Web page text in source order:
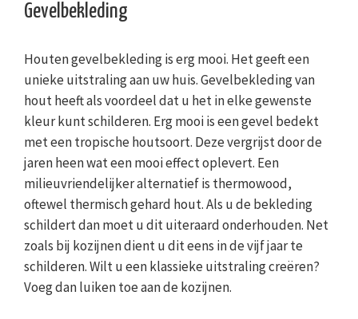
Gevelbekleding
Houten gevelbekleding is erg mooi. Het geeft een
unieke uitstraling aan uw huis. Gevelbekleding van
hout heeft als voordeel dat u het in elke gewenste
kleur kunt schilderen. Erg mooi is een gevel bedekt
met een tropische houtsoort. Deze vergrijst door de
jaren heen wat een mooi effect oplevert. Een
milieuvriendelijker alternatief is thermowood,
oftewel thermisch gehard hout. Als u de bekleding
schildert dan moet u dit uiteraard onderhouden. Net
zoals bij kozijnen dient u dit eens in de vijf jaar te
schilderen. Wilt u een klassieke uitstraling creëren?
Voeg dan luiken toe aan de kozijnen.